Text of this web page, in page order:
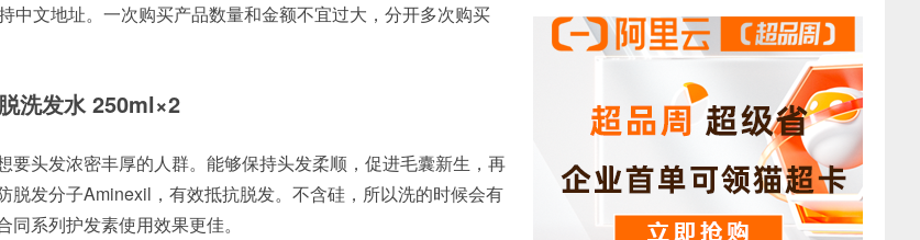
中文地址。一次购买产品数量和金额不宜过大，分开多次购买
洗发水 250ml×2
要头发浓密丰厚的人群。能够保持头发柔顺，促进毛囊新生，再
脱发分子Aminexil，有效抵抗脱发。不含硅，所以洗的时候会有
系列护发素使用效果更佳。